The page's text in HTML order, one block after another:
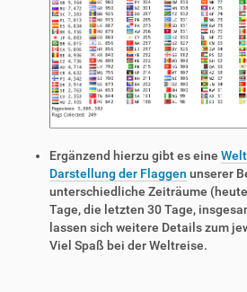
Ergänzend hierzu gibt es eine
Darstellung der Flaggen unserer
unterschiedliche Zeiträume
Tage, die letzten 30 Tage,
lassen sich weitere Details zum
Viel Spaß bei der Weltreise.